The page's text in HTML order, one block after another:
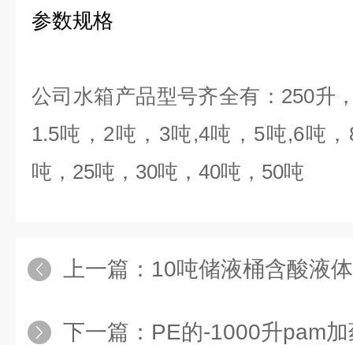
参数规格
公司水箱产品型号齐全有： 250升
1.5吨， 2吨， 3吨,4吨， 5吨,6吨，
吨， 25吨， 30吨， 40吨， 50吨
上一篇： 10吨储液桶含酸液
下一篇： PE的-1000升pam